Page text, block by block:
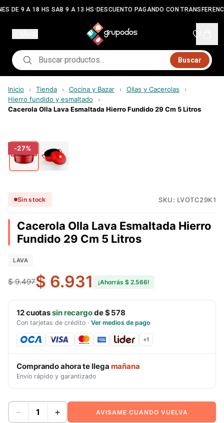
DE 9 A 18 HS SAB 9 A 13 HS• DESCUENTO PAGANDO CON
Buscar
Inicio › Tienda › Cocina y Bazar › Ollas y Cacerolas ›
Hierro fundido y esmaltado ›
Cacerola Olla Lava Esmaltada Hierro Fundido 29 Cm 5 Litros
-27%
Sin stock SKU: LVOTC29K1
Cacerola Olla Lava Esmaltada Hierro
Fundido 29 Cm 5 Litros
LAVA
$ 9.497$ 6.931 ¡Ahorrás $ 2.566!
12cuotassin recargode$ 578
Con tarjetas de crédito · Ver medios de pago
+1
Comprando ahora te llega mañana
Envío rápido y garantizado
− + AVISAME CUANDO VUELVA